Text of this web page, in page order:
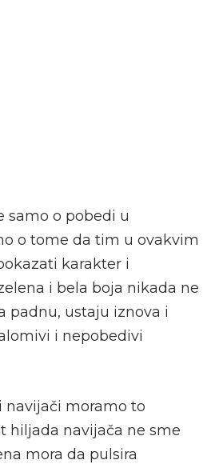
samo o pobedi u
o tome da tim u ovakvim
karakter i
i bela boja nikada ne
padnu, ustaju iznova i
i nepobedivi
navijači moramo to
hiljada navijača ne sme
mora da pulsira